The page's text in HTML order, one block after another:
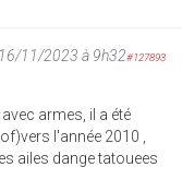
11/2023 à 9h32#127893
armes, il a été
l'année 2010 ,
ailes dange tatouees